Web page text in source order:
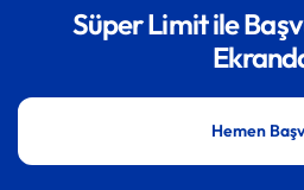
Süper Limit ile
Hemen